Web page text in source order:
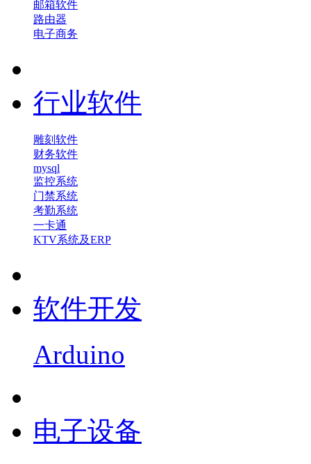
邮箱软件
路由器
电子商务
行业软件
雕刻软件
财务软件
mysql
监控系统
门禁系统
考勤系统
一卡通
KTV系统及ERP
软件开发
Arduino
电子设备